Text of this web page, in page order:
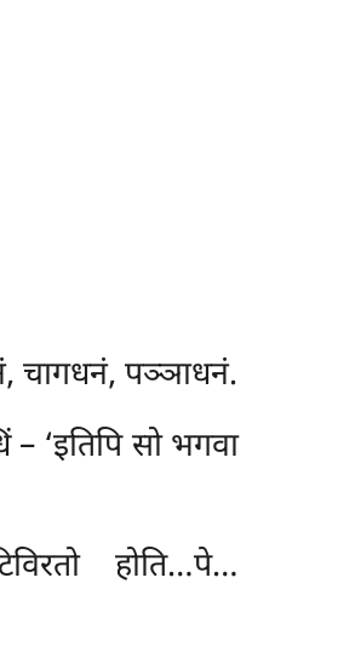
चागधनं, पञ्ञाधनं.
‘इतिपि सो भगवा
होति…पे…